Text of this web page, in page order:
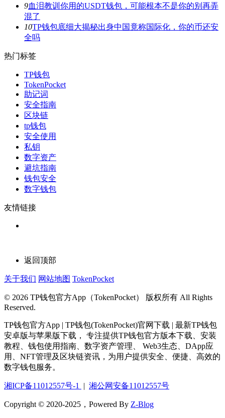
9血泪教训你用的USDT钱包，可能根本不是你的别再弄
混了
10TP钱包底细大揭秘出身中国竟称国际化，你的币还安
全吗
热门标签
TP钱包
TokenPocket
助记词
安全指南
区块链
tp钱包
安全使用
私钥
数字资产
避坑指南
钱包安全
数字钱包
友情链接
返回顶部
关于我们 网站地图 TokenPocket
© 2026 TP钱包官方App（TokenPocket） 版权所有 All Rights
Reserved.
TP钱包官方App | TP钱包(TokenPocket)官网下载 | 最新TP钱包
安卓版与苹果版下载， 专注提供TP钱包官方版本下载、安装
教程、钱包使用指南、数字资产管理、 Web3生态、DApp应
用、NFT管理及区块链资讯，为用户提供安全、便捷、高效的
数字钱包服务。
湘ICP备11012557号-1 | 湘公网安备11012557号
Copyright © 2020-2025，Powered By Z-Blog